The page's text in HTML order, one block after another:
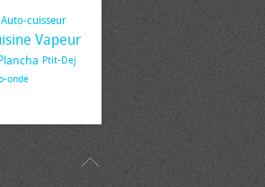
Auto-cuisseur
Vapeur
Ptit-Dej
onde